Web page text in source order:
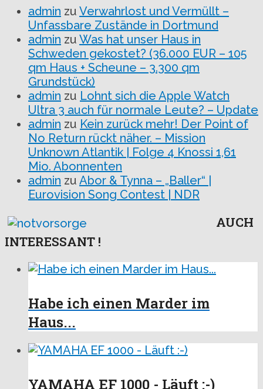
admin zu Verwahrlost und Vermüllt –
Unfassbare Zustände in Dortmund
admin zu Was hat unser Haus in
Schweden gekostet? (36.000 EUR – 105
qm Haus + Scheune – 3.300 qm
Grundstück)
admin zu Lohnt sich die Apple Watch
Ultra 3 auch für normale Leute? – Update
admin zu Kein zurück mehr! Der Point of
No Return rückt näher. – Mission
Unknown Atlantik | Folge 4 Knossi 1,61
Mio. Abonnenten
admin zu Abor & Tynna – „Baller“ |
Eurovision Song Contest | NDR
AUCH
INTERESSANT !
Habe ich einen Marder im
Haus...
YAMAHA EF 1000 - Läuft :-)